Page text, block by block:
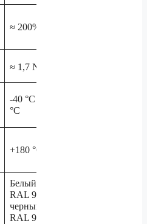
≈ 200%
≈ 1,7 N/mm
-40 °C / +120
°C
+180 °C
Белый (≈
RAL 9003),
черный (≈
RAL 9011)